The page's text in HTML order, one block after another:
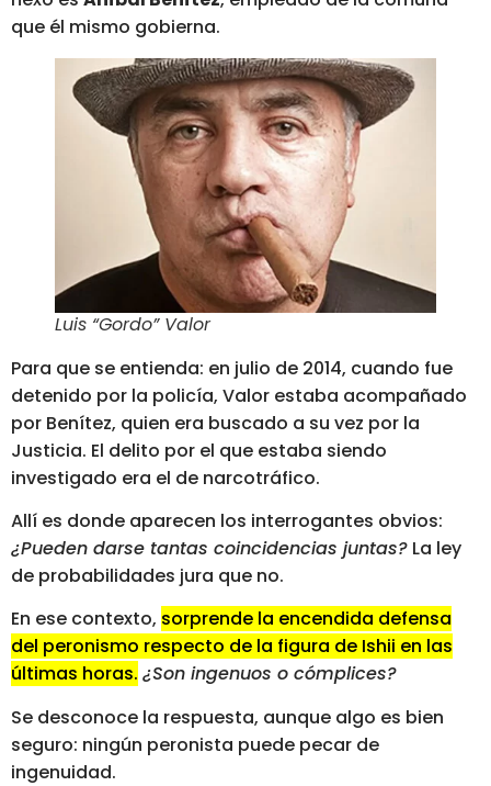
que él mismo gobierna.
Luis “Gordo” Valor
Para que se entienda: en julio de 2014, cuando fue
detenido por la policía, Valor estaba acompañado
por Benítez, quien era buscado a su vez por la
Justicia. El delito por el que estaba siendo
investigado era el de narcotráfico.
Allí es donde aparecen los interrogantes obvios:
¿Pueden darse tantas coincidencias juntas? La ley
de probabilidades jura que no.
En ese contexto, sorprende la encendida defensa
del peronismo respecto de la figura de Ishii en las
últimas horas. ¿Son ingenuos o cómplices?
Se desconoce la respuesta, aunque algo es bien
seguro: ningún peronista puede pecar de
ingenuidad.